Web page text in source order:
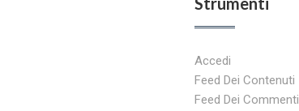
Accedi
Feed Dei Contenuti
Feed Dei Commenti